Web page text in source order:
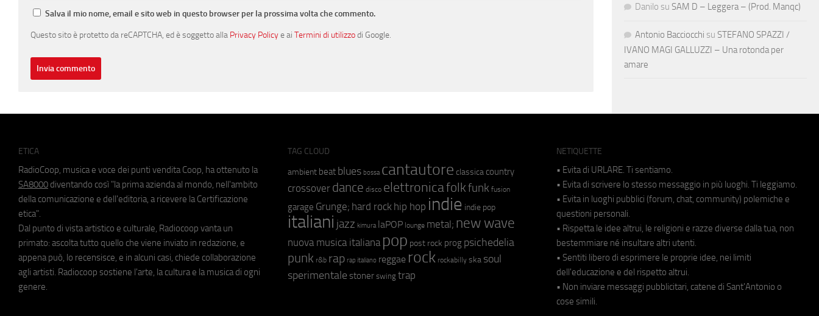
Salva il mio nome, email e sito web in questo browser per la prossima volta che commento.
Questo sito è protetto da reCAPTCHA, ed è soggetto alla Privacy Policye ai Termini di utilizzodi Google.
Danilo su SAM D – Leggera – (Prod. Manqc)
Antonio Bacciocchi su STEFANO SPAZZI /
IVANO MAGI GALLUZZI – Una rotonda per
amare
ETICA
RadioCoop, musica e voce dei punti vendita Coop, ha ottenuto la
SA8000 diventando così "la prima azienda al mondo, nell'ambito
della comunicazione e dell'editoria, a ricevere la Certificazione
etica".
Dal punto di vista artistico e culturale, Radiocoop vanta un
primato: ascolta tutto quello che viene inviato in redazione, e
appena può, lo recensisce, e in alcuni casi, chiede collaborazione
agli artisti. Radiocoop sostiene l'arte, la cultura e la musica di ogni
genere.
TAG CLOUD
ambient beat blues bossa cantautore classica country
crossover dance disco elettronicafolkfunk fusion
garage Grunge; hard rock hip hop indie indie pop
italiani jazz kimura laPOP lounge metal; new wave
nuova musica italiana pop post rock prog psichedelia
punk r&b rap rap italiano reggae rock rockabilly ska soul
sperimentale stoner swing trap
NETIQUETTE
• Evita di URLARE. Ti sentiamo.
• Evita di scrivere lo stesso messaggio in più luoghi. Ti leggiamo.
• Evita in luoghi pubblici (forum, chat, community) polemiche e
questioni personali.
• Rispetta le idee altrui, le religioni e razze diverse dalla tua, non
bestemmiare né insultare altri utenti.
• Sentiti libero di esprimere le proprie idee, nei limiti
dell'educazione e del rispetto altrui.
• Non inviare messaggi pubblicitari, catene di Sant'Antonio o
cose simili.